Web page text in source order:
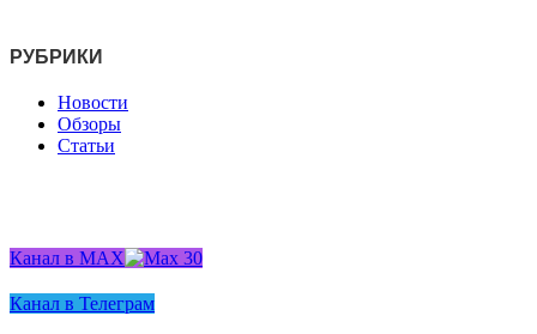
РУБРИКИ
Новости
Обзоры
Статьи
Канал в MAX
Канал в Телеграм